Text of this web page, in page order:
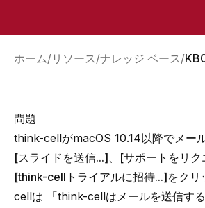
ホーム リソース ナレッジ ベース
問題
think-cellがmacOS 10.14以降でメー
[スライドを送信...]、 [サポートをリク
[think-cellトライアルに招待...]をク
cellは 「think-cellはメールを送信す